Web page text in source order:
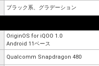
ブラック系、グラデーション
OriginOS for iQOO 1.0
Android 11ベース
Qualcomm Snapdragon 480